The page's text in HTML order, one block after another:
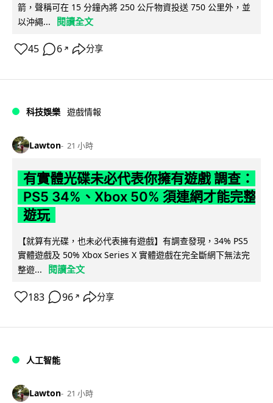
箭，聲稱可在 15 分鐘內將 250 公斤物資投送 750 公里外，並
以沖繩...
閱讀全文
45 6 ↗ 分享
科技娛樂 遊戲情報
Lawton 21 小時
有實體光碟未必代表你擁有遊戲 調查：
PS5 34%、Xbox 50% 須連網才能完整
遊玩
【就算有光碟，也未必代表擁有遊戲】有調查發現，34% PS5
實體遊戲及 50% Xbox Series X 實體遊戲在完全斷網下無法完
整遊...
閱讀全文
183 96 ↗ 分享
人工智能
Lawton 21 小時